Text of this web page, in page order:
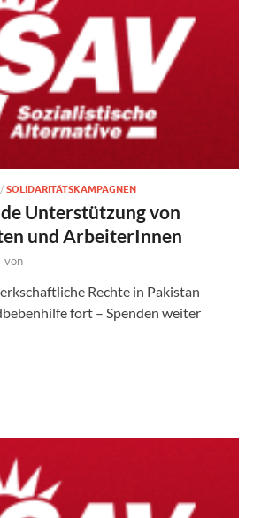
/ SOLIDARITÄTSKAMPAGNEN
Unterstützung von
und ArbeiterInnen
von
Rechte in Pakistan
fort – Spenden weiter